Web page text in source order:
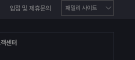
입점 및 제휴문의
센터